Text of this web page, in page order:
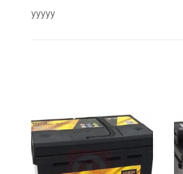
yyyyy